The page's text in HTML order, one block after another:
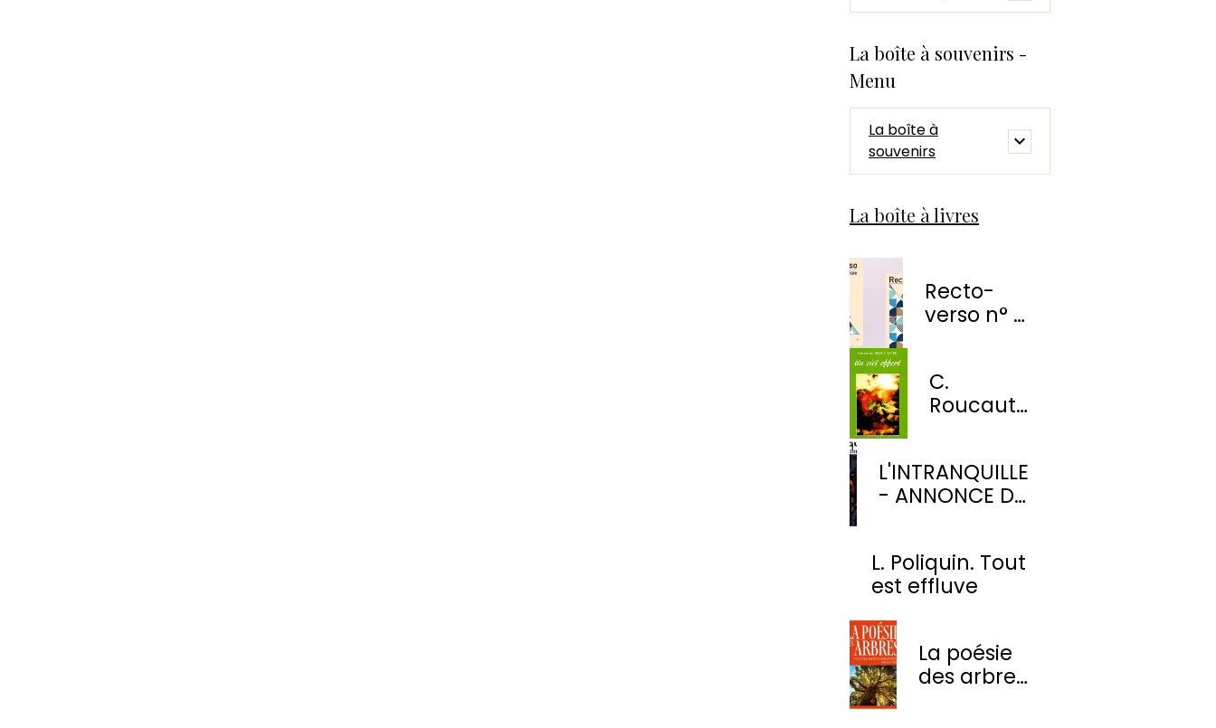
La boîte à souvenirs -
Menu
La boîte à
souvenirs
La boîte à livres
Recto-
verso n° 1
Éditions
C.
Roucaute
L'INTRANQUILLE
- ANNONCE DE
L. Poliquin. Tout
est effluve
La poésie
des arbres